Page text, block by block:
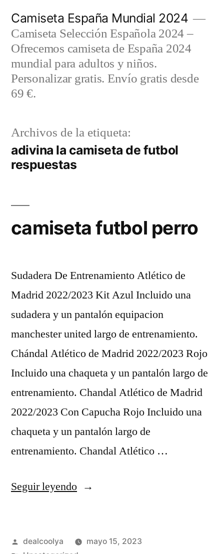
contenido
Camiseta España Mundial 2024
Camiseta Selección Española 2024 –
Ofrecemos camiseta de España 2024
mundial para adultos y niños.
Personalizar gratis. Envío gratis desde
69 €.
Archivos de la etiqueta:
adivina la camiseta de futbol
respuestas
camiseta futbol perro
Sudadera De Entrenamiento Atlético de
Madrid 2022/2023 Kit Azul Incluido una
sudadera y un pantalón equipacion
manchester united largo de entrenamiento.
Chándal Atlético de Madrid 2022/2023 Rojo
Incluido una chaqueta y un pantalón largo de
entrenamiento. Chandal Atlético de Madrid
2022/2023 Con Capucha Rojo Incluido una
chaqueta y un pantalón largo de
entrenamiento. Chandal Atlético …
Seguir leyendo«camiseta
Publicado
dealcoolya
mayo 15, 2023